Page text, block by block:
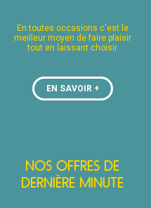
En toutes occasions c'est le
meilleur moyen de faire plaisir
tout en laissant choisir
EN SAVOIR +
NOS OFFRES DE
DERNIÈRE MINUTE